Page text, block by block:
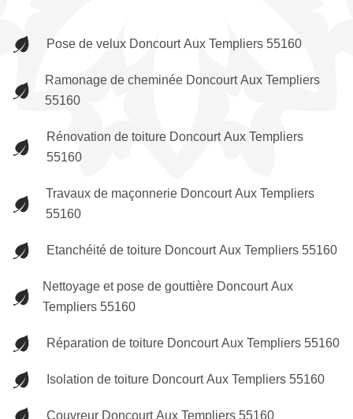
Pose de velux Doncourt Aux Templiers 55160
Ramonage de cheminée Doncourt Aux Templiers
55160
Rénovation de toiture Doncourt Aux Templiers
55160
Travaux de maçonnerie Doncourt Aux Templiers
55160
Etanchéité de toiture Doncourt Aux Templiers 55160
Nettoyage et pose de gouttière Doncourt Aux
Templiers 55160
Réparation de toiture Doncourt Aux Templiers 55160
Isolation de toiture Doncourt Aux Templiers 55160
Couvreur Doncourt Aux Templiers 55160